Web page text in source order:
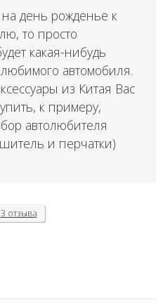
день рожденье к
то просто
какая-нибудь
автомобиля.
из Китая Вас
к примеру,
автолюбителя
и перчатки)
3 отзыва